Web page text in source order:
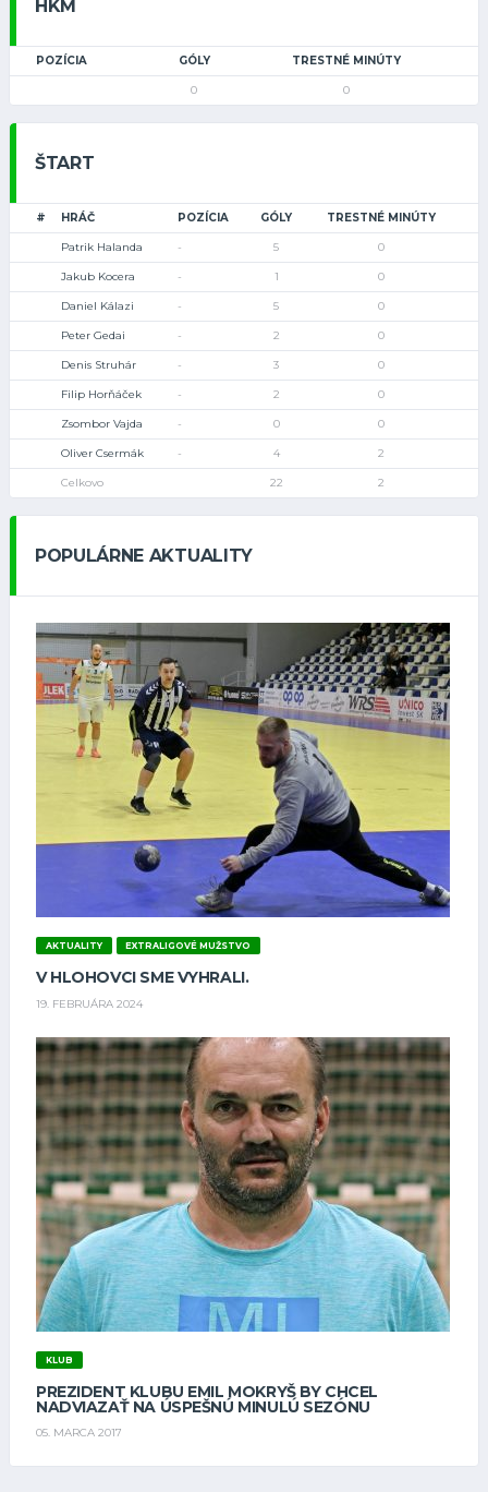
HKM
POZÍCIA GÓLY TRESTNÉ MINÚTY
0 0
ŠTART
# HRÁČ POZÍCIA GÓLY TRESTNÉ MINÚTY
Patrik Halanda - 5 0
Jakub Kocera - 1 0
Daniel Kálazi - 5 0
Peter Gedai - 2 0
Denis Struhár - 3 0
Filip Horňáček - 2 0
Zsombor Vajda - 0 0
Oliver Csermák - 4 2
Celkovo 22 2
POPULÁRNE AKTUALITY
AKTUALITY EXTRALIGOVÉ MUŽSTVO
V HLOHOVCI SME VYHRALI.
19. FEBRUÁRA 2024
KLUB
PREZIDENT KLUBU EMIL MOKRYŠ BY CHCEL
NADVIAZAŤ NA ÚSPEŠNÚ MINULÚ SEZÓNU
05. MARCA 2017